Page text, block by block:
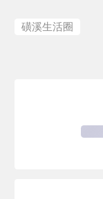
磺溪生活圈